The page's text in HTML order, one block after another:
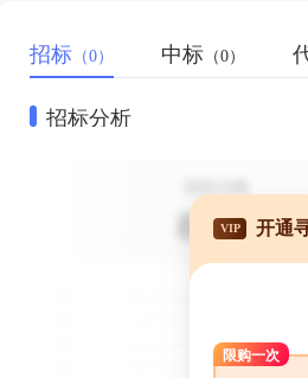
招标 （0） 中标 （0）
招标分析
VIP 开通
限购一次